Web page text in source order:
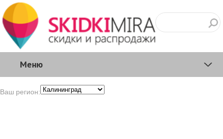
Меню
Ваш регион: